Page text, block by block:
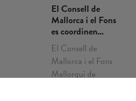
El Consell de
Mallorca i el Fons
es coordinen...
El Consell de
Mallorca i el Fons
Mallorquí de